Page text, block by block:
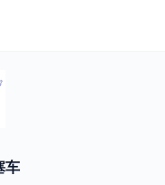
车